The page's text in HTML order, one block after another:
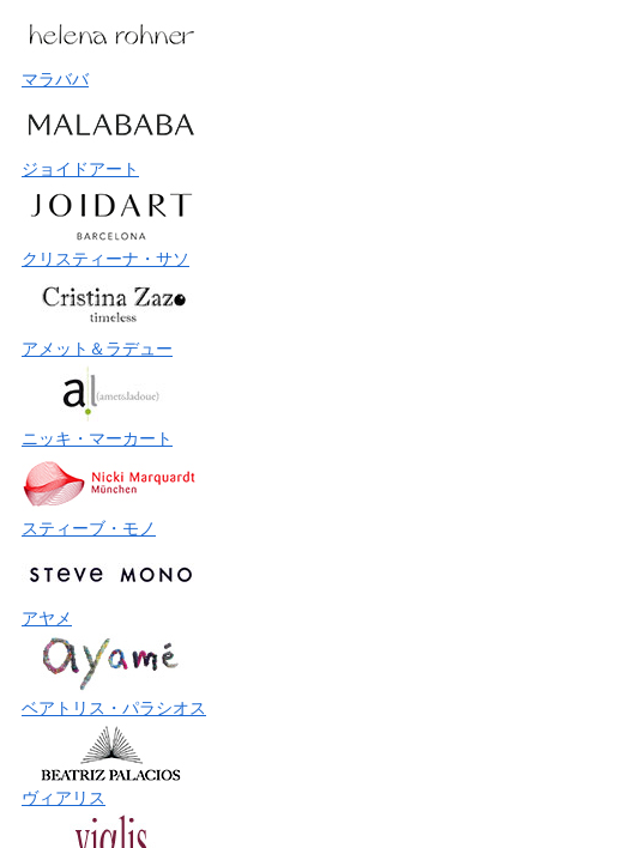
マラババ
ジョイドアート
クリスティーナ・サソ
アメット＆ラデュー
ニッキ・マーカート
スティーブ・モノ
アヤメ
ベアトリス・パラシオス
ヴィアリス